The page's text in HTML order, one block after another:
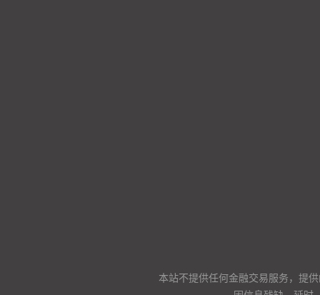
本站不提供任何金融交易服务，提